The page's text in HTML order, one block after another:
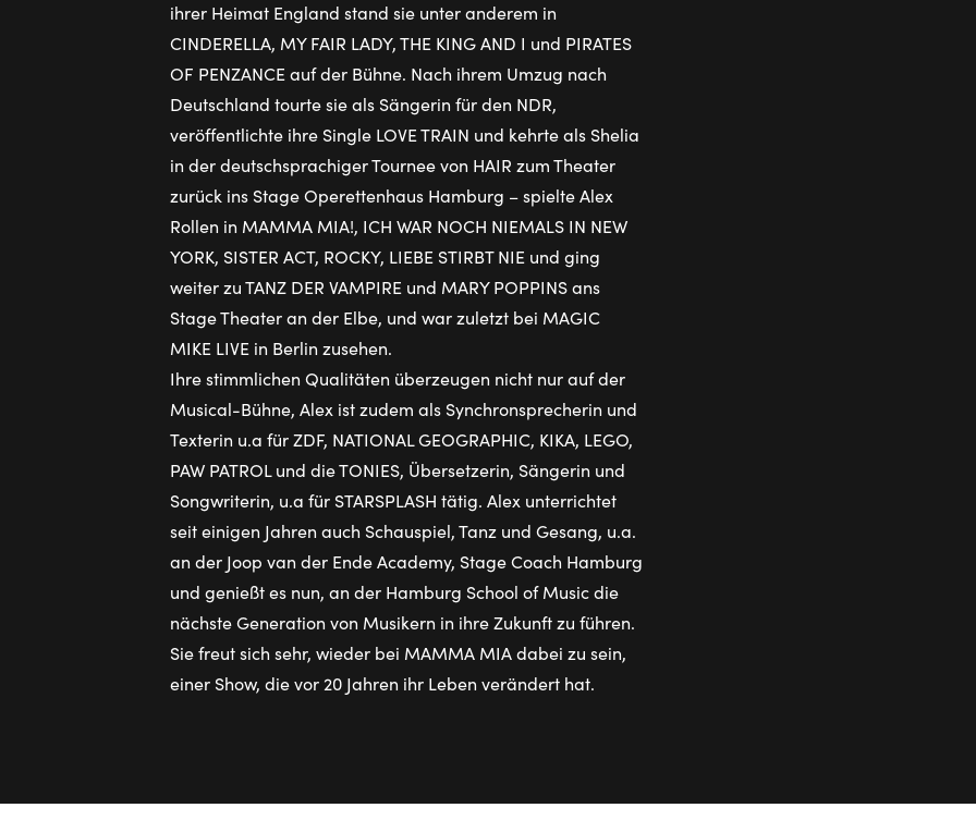
ihrer Heimat England stand sie unter anderem in
CINDERELLA, MY FAIR LADY, THE KING AND I und PIRATES
OF PENZANCE auf der Bühne. Nach ihrem Umzug nach
Deutschland tourte sie als Sängerin für den NDR,
veröffentlichte ihre Single LOVE TRAIN und kehrte als Shelia
in der deutschsprachiger Tournee von HAIR zum Theater
zurück ins Stage Operettenhaus Hamburg – spielte Alex
Rollen in MAMMA MIA!, ICH WAR NOCH NIEMALS IN NEW
YORK, SISTER ACT, ROCKY, LIEBE STIRBT NIE und ging
weiter zu TANZ DER VAMPIRE und MARY POPPINS ans
Stage Theater an der Elbe, und war zuletzt bei MAGIC
MIKE LIVE in Berlin zusehen.
Ihre stimmlichen Qualitäten überzeugen nicht nur auf der
Musical-Bühne, Alex ist zudem als Synchronsprecherin und
Texterin u.a für ZDF, NATIONAL GEOGRAPHIC, KIKA, LEGO,
PAW PATROL und die TONIES, Übersetzerin, Sängerin und
Songwriterin, u.a für STARSPLASH tätig. Alex unterrichtet
seit einigen Jahren auch Schauspiel, Tanz und Gesang, u.a.
an der Joop van der Ende Academy, Stage Coach Hamburg
und genießt es nun, an der Hamburg School of Music die
nächste Generation von Musikern in ihre Zukunft zu führen.
Sie freut sich sehr, wieder bei MAMMA MIA dabei zu sein,
einer Show, die vor 20 Jahren ihr Leben verändert hat.